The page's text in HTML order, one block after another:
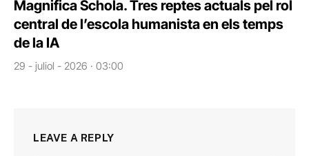
Magnifica Schola. Tres reptes actuals pel rol
central de l’escola humanista en els temps
de la IA
29 - juliol - 2026 · 03:00
LEAVE A REPLY